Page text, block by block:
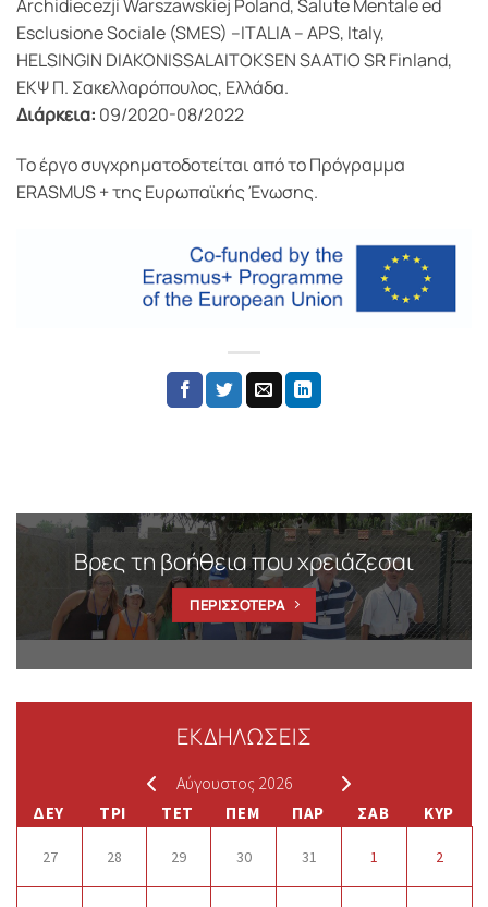
Archidiecezji Warszawskiej Poland, Salute Mentale ed
Esclusione Sociale (SMES) –ITALIA – APS, Italy,
HELSINGIN DIAKONISSALAITOKSEN SAATIO SR Finland,
ΕΚΨ Π. Σακελλαρόπουλος, Ελλάδα.
Διάρκεια: 09/2020-08/2022
To έργο συγχρηματοδοτείται από το Πρόγραμμα
ERASMUS + της Ευρωπαϊκής Ένωσης.
Βρες τη βοήθεια που χρειάζεσαι
ΠΕΡΙΣΣΟΤΕΡΑ
ΕΚΔΗΛΩΣΕΙΣ
Αύγουστος 2026
ΔΕΥ ΤΡΙ ΤΕΤ ΠΕΜ ΠΑΡ ΣΑΒ ΚΥΡ
27 28 29 30 31 1 2